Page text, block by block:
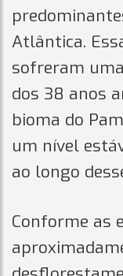
Atlântica.
sofreram
dos 38 anos
bioma do
um nível
ao longo
Conforme as